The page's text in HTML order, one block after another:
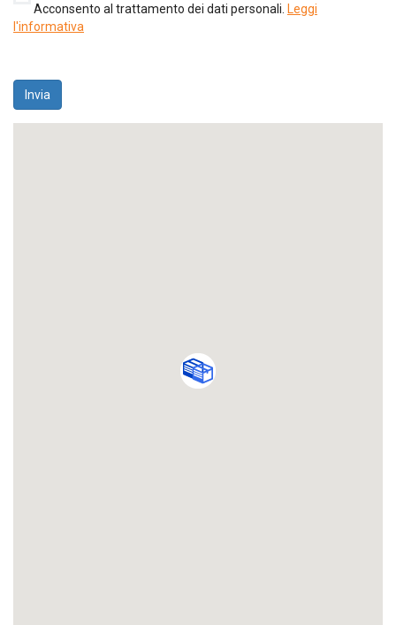
Acconsento al trattamento dei dati personali. Leggi
l'informativa
Invia